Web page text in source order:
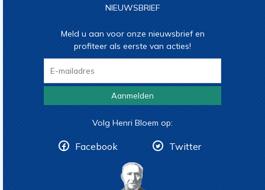
NIEUWSBRIEF
Meld u aan voor onze nieuwsbrief en
profiteer als eerste van acties!
Aanmelden
Volg Henri Bloem op:
Facebook Twitter